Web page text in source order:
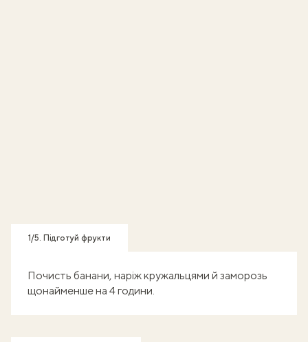
1/5. Підготуй фрукти
Почисть банани, наріж кружальцями й заморозь
щонайменше на 4 години.